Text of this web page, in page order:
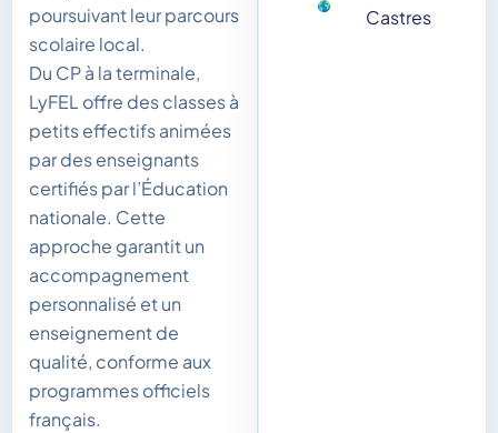
poursuivant leur parcours
scolaire local.
Du CP à la terminale,
LyFEL offre des classes à
petits effectifs animées
par des enseignants
certifiés par l’Éducation
nationale. Cette
approche garantit un
accompagnement
personnalisé et un
enseignement de
qualité, conforme aux
programmes officiels
français.
Castres